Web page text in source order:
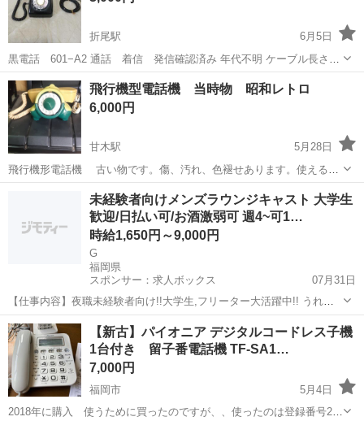
折尾駅
6月5日
黒電話 601−A2 通話 着信 発信確認済み 年代不明 ケーブル長さ
約5M
福岡 北九州市 折尾駅 電話、ＦＡＸ 黒電話
飛行機型電話機 当時物 昭和レトロ
6,000円
甘木駅
5月28日
飛行機形電話機 古い物です。傷、汚れ、色褪せあります。使えるか
は、わかりません。オブジェに？よろしくお願いします。 引き取りで
甘木駅 電話、ＦＡＸ
未経験者向けメンズラウンジキャスト 大学生
歓迎/日払い可/お酒激弱可 週4~可1…
時給1,650円～9,000円
G
福岡県
スポンサー：求人ボックス
07月31日
【仕事内容】夜職未経験者向け!!大学生,フリーター大活躍中!! うれし
い給料手渡し 『汗かきたくない!立ち仕事,歩き回り続けるの嫌だ! でも
接客業したい!室内で楽しく安定収入得つつ, 昼職より素早くがっつり
稼ぎたい』 →こう思う方...
アルバイト・パート
【新古】パイオニア デジタルコードレス子機
1台付き 留子番電話機 TF-SA1…
7,000円
福岡市
5月4日
2018年に購入 使うために買ったのですが、、使ったのは登録番号2件